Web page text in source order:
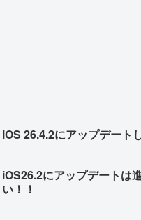
iOS 26.4.2にアップデート
iOS26.2にアップデートは
い！！